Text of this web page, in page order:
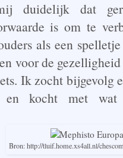
duidelijk dat
is om te
als een
voor de
Ik zocht bijgevolg
en kocht met
Bron: http://tluif.home.xs4all.nl/